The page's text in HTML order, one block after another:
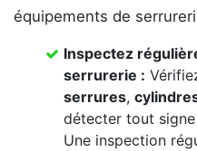
équipements de
Inspectez
serrurerie :
serrures,
détecter tout signe
Une inspection